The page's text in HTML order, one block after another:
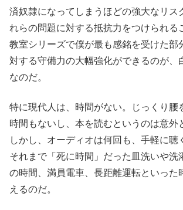
済奴隷になってしまうほどの強大なリス
れらの問題に対する抵抗力をつけられる
教室シリーズで僕が最も感銘を受けた部
対する守備力の大幅強化ができるのが、
なのだ。
特に現代人は、時間がない。じっくり腰
時間もないし、本を読むというのは意外
しかし、オーディオは何回も、手軽に聴
それまで「死に時間」だった皿洗いや洗
の時間、満員電車、長距離運転といった
えるのだ。